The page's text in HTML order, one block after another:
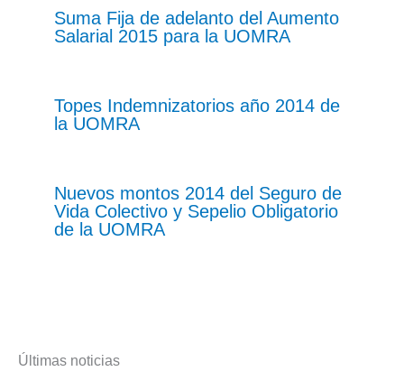
Suma Fija de adelanto del Aumento
Salarial 2015 para la UOMRA
Topes Indemnizatorios año 2014 de
la UOMRA
Nuevos montos 2014 del Seguro de
Vida Colectivo y Sepelio Obligatorio
de la UOMRA
Últimas noticias